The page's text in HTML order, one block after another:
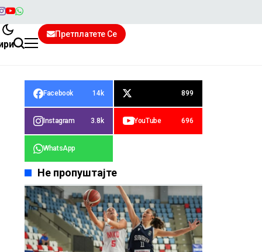
Претплатете Се
Facebook 14k 899
Instagram 3.8k YouTube 696
WhatsApp
Не пропуштајте